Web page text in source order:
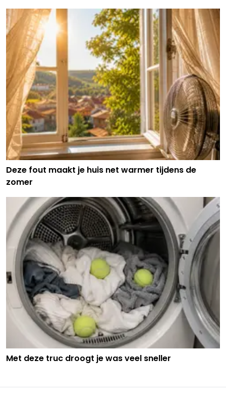
Deze fout maakt je huis net warmer tijdens de
zomer
Met deze truc droogt je was veel sneller